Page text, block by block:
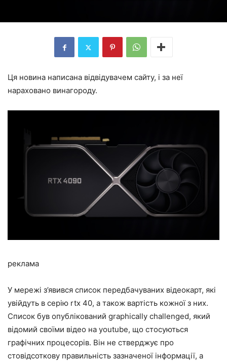
Ця новина написана відвідувачем сайту, і за неї
нараховано винагороду.
реклама
У мережі з’явився список передбачуваних відеокарт, які
увійдуть в серію rtx 40, а також вартість кожної з них.
Список був опублікований graphically challenged, який
відомий своїми відео на youtube, що стосуються
графічних процесорів. Він не стверджує про
стовідсоткову правильність зазначеної інформації, а